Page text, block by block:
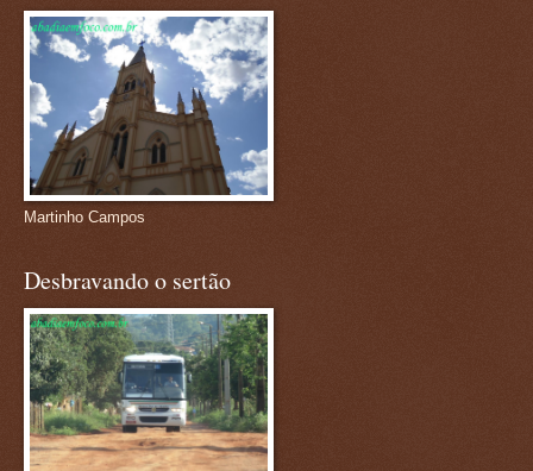
Martinho Campos
Desbravando o sertão